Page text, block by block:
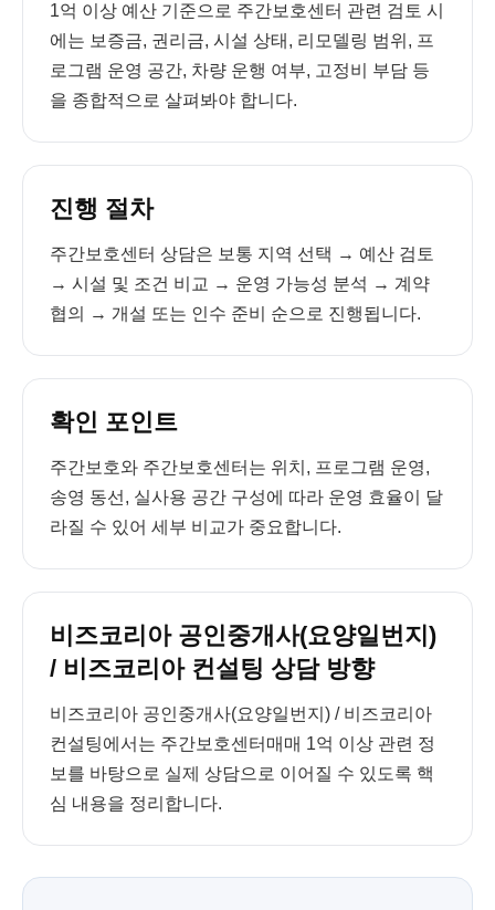
1억 이상 예산 기준으로 주간보호센터 관련 검토 시
에는 보증금, 권리금, 시설 상태, 리모델링 범위, 프
로그램 운영 공간, 차량 운행 여부, 고정비 부담 등
을 종합적으로 살펴봐야 합니다.
진행 절차
주간보호센터 상담은 보통 지역 선택 → 예산 검토
→ 시설 및 조건 비교 → 운영 가능성 분석 → 계약
협의 → 개설 또는 인수 준비 순으로 진행됩니다.
확인 포인트
주간보호와 주간보호센터는 위치, 프로그램 운영,
송영 동선, 실사용 공간 구성에 따라 운영 효율이 달
라질 수 있어 세부 비교가 중요합니다.
비즈코리아 공인중개사(요양일번지)
/ 비즈코리아 컨설팅 상담 방향
비즈코리아 공인중개사(요양일번지) / 비즈코리아
컨설팅에서는 주간보호센터매매 1억 이상 관련 정
보를 바탕으로 실제 상담으로 이어질 수 있도록 핵
심 내용을 정리합니다.